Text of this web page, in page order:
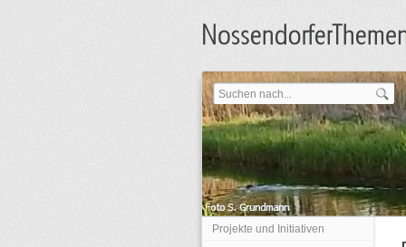
Projekte und Initiativen